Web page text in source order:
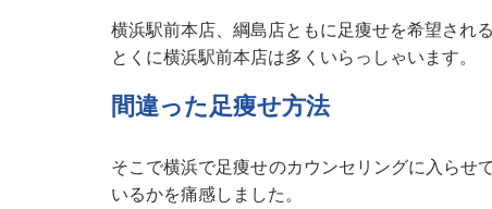
横浜駅前本店、綱島店ともに足痩せを希望され
とくに横浜駅前本店は多くいらっしゃいます。
間違った足痩せ方法
そこで横浜で足痩せのカウンセリングに入らせ
いるかを痛感しました。